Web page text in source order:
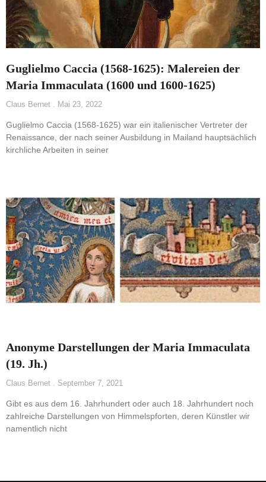
Guglielmo Caccia (1568-1625): Malereien der
Maria Immaculata (1600 und 1600-1625)
Claus Bernet Mai 23, 2022
Guglielmo Caccia (1568-1625) war ein italienischer Vertreter der
Renaissance, der nach seiner Ausbildung in Mailand hauptsächlich
kirchliche Arbeiten in seiner
Anonyme Darstellungen der Maria Immaculata
(19. Jh.)
Claus Bernet September 7, 2021
Gibt es aus dem 16. Jahrhundert oder auch 18. Jahrhundert noch
zahlreiche Darstellungen von Himmelspforten, deren Künstler wir
namentlich nicht